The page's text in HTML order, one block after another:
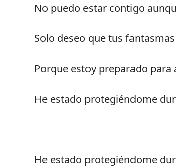
No puedo estar contigo
Solo deseo que tus
Porque estoy preparado para
He estado protegiéndome
He estado protegiéndome